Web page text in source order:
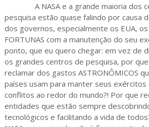
A NASA e a grande maioria dos
pesquisa estão quase falindo por causa
dos governos, especialmente os EUA,
FORTUNAS com a manutenção do seu
ponto, que eu quero chegar: em vez de
os grandes centros de pesquisa, por
reclamar dos gastos ASTRONÔMICOS
países usam para manter seus
conflitos ao redor do mundo?! Por que
entidades que estão sempre
tecnológicos e facilitando a vida de